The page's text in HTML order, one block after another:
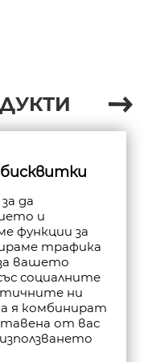
да
и
функции за
трафика
вашето
социалните
ни
я комбинират
от вас